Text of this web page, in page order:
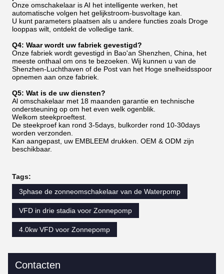
Onze omschakelaar is AI het intelligente werken, het
automatische volgen het gelijkstroom-busvoltage kan.
U kunt parameters plaatsen als u andere functies zoals Droge
looppas wilt, ontdekt de volledige tank.
Q4: Waar wordt uw fabriek gevestigd?
Onze fabriek wordt gevestigd in Bao'an Shenzhen, China, het
meeste onthaal om ons te bezoeken. Wij kunnen u van de
Shenzhen-Luchthaven of de Post van het Hoge snelheidsspoor
opnemen aan onze fabriek.
Q5: Wat is de uw diensten?
Al omschakelaar met 18 maanden garantie en technische
ondersteuning op om het even welk ogenblik.
Welkom steekproeftest.
De steekproef kan rond 3-5days, bulkorder rond 10-30days
worden verzonden.
Kan aangepast, uw EMBLEEM drukken. OEM & ODM zijn
beschikbaar.
Tags:
3phase de zonneomschakelaar van de Waterpomp
VFD in drie stadia voor Zonnepomp
4.0kw VFD voor Zonnepomp
Contacten